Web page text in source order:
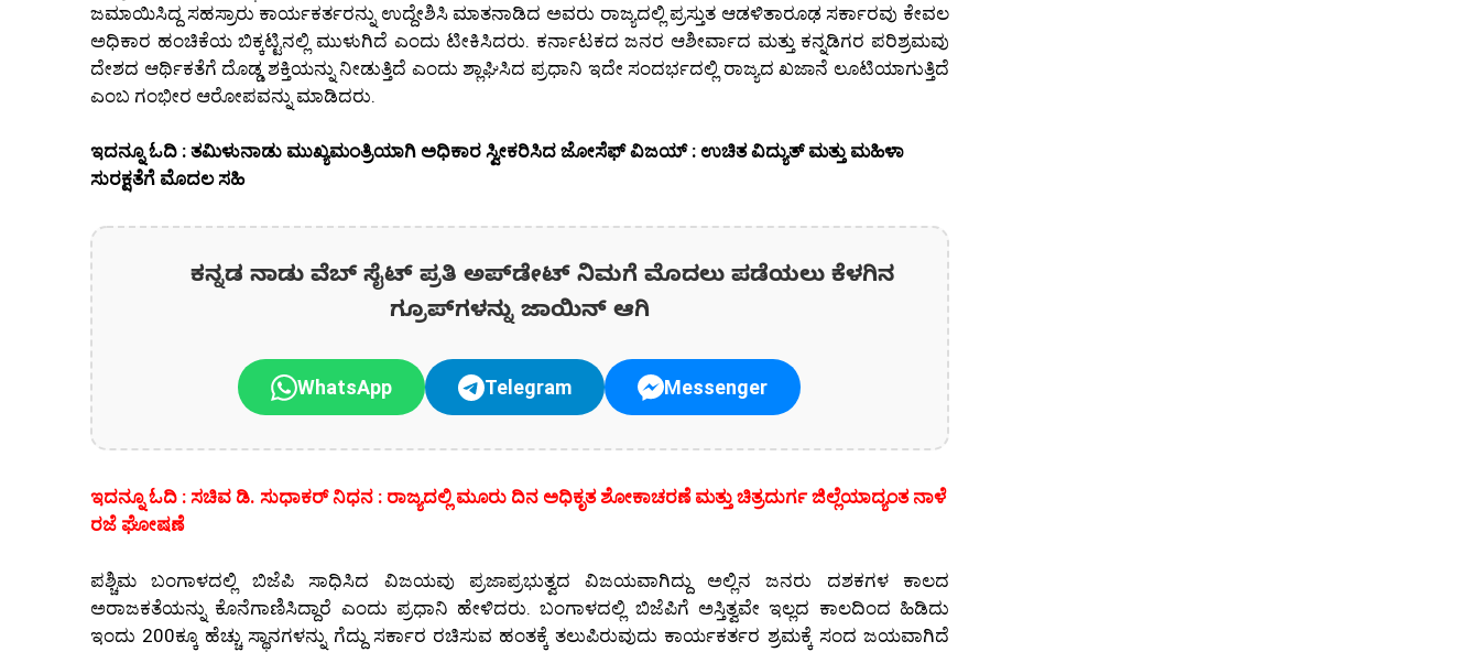
ಜಮಾಯಿಸಿದ್ದ ಸಹಸ್ರಾರು ಕಾರ್ಯಕರ್ತರನ್ನು ಉದ್ದೇಶಿಸಿ ಮಾತನಾಡಿದ ಅವರು ರಾಜ್ಯದಲ್ಲಿ ಪ್ರಸ್ತುತ ಆಡಳಿತಾರೂಢ ಸರ್ಕಾರವು ಕೇವಲ
ಅಧಿಕಾರ ಹಂಚಿಕೆಯ ಬಿಕ್ಕಟ್ಟಿನಲ್ಲಿ ಮುಳುಗಿದೆ ಎಂದು ಟೀಕಿಸಿದರು. ಕರ್ನಾಟಕದ ಜನರ ಆಶೀರ್ವಾದ ಮತ್ತು ಕನ್ನಡಿಗರ ಪರಿಶ್ರಮವು
ದೇಶದ ಆರ್ಥಿಕತೆಗೆ ದೊಡ್ಡ ಶಕ್ತಿಯನ್ನು ನೀಡುತ್ತಿದೆ ಎಂದು ಶ್ಲಾಘಿಸಿದ ಪ್ರಧಾನಿ ಇದೇ ಸಂದರ್ಭದಲ್ಲಿ ರಾಜ್ಯದ ಖಜಾನೆ ಲೂಟಿಯಾಗುತ್ತಿದೆ
ಎಂಬ ಗಂಭೀರ ಆರೋಪವನ್ನು ಮಾಡಿದರು.
ಇದನ್ನೂ ಓದಿ : ತಮಿಳುನಾಡು ಮುಖ್ಯಮಂತ್ರಿಯಾಗಿ ಅಧಿಕಾರ ಸ್ವೀಕರಿಸಿದ ಜೋಸೆಫ್ ವಿಜಯ್ : ಉಚಿತ ವಿದ್ಯುತ್ ಮತ್ತು ಮಹಿಳಾ
ಸುರಕ್ಷತೆಗೆ ಮೊದಲ ಸಹಿ
ಕನ್ನಡ ನಾಡು ವೆಬ್ ಸೈಟ್ ಪ್ರತಿ ಅಪ್‌ಡೇಟ್‌ ನಿಮಗೆ ಮೊದಲು ಪಡೆಯಲು ಕೆಳಗಿನ
ಗ್ರೂಪ್‌ಗಳನ್ನು ಜಾಯಿನ್ ಆಗಿ
WhatsApp Telegram Messenger
ಇದನ್ನೂ ಓದಿ : ಸಚಿವ ಡಿ. ಸುಧಾಕರ್ ನಿಧನ : ರಾಜ್ಯದಲ್ಲಿ ಮೂರು ದಿನ ಅಧಿಕೃತ ಶೋಕಾಚರಣೆ ಮತ್ತು ಚಿತ್ರದುರ್ಗ ಜಿಲ್ಲೆಯಾದ್ಯಂತ ನಾಳೆ
ರಜೆ ಘೋಷಣೆ
ಪಶ್ಚಿಮ ಬಂಗಾಳದಲ್ಲಿ ಬಿಜೆಪಿ ಸಾಧಿಸಿದ ವಿಜಯವು ಪ್ರಜಾಪ್ರಭುತ್ವದ ವಿಜಯವಾಗಿದ್ದು ಅಲ್ಲಿನ ಜನರು ದಶಕಗಳ ಕಾಲದ
ಅರಾಜಕತೆಯನ್ನು ಕೊನೆಗಾಣಿಸಿದ್ದಾರೆ ಎಂದು ಪ್ರಧಾನಿ ಹೇಳಿದರು. ಬಂಗಾಳದಲ್ಲಿ ಬಿಜೆಪಿಗೆ ಅಸ್ತಿತ್ವವೇ ಇಲ್ಲದ ಕಾಲದಿಂದ ಹಿಡಿದು
ಇಂದು 200ಕ್ಕೂ ಹೆಚ್ಚು ಸ್ಥಾನಗಳನ್ನು ಗೆದ್ದು ಸರ್ಕಾರ ರಚಿಸುವ ಹಂತಕ್ಕೆ ತಲುಪಿರುವುದು ಕಾರ್ಯಕರ್ತರ ಶ್ರಮಕ್ಕೆ ಸಂದ ಜಯವಾಗಿದೆ